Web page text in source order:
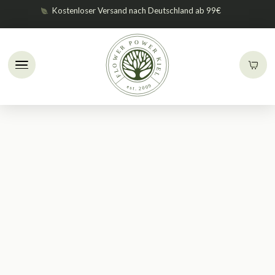
Kostenloser Versand nach Deutschland ab 99€